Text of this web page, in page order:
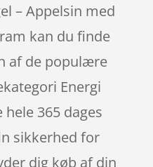
– Appelsin med
kan du finde
af de populære
Energi
365 dages
sikkerhed for
dig køb af din